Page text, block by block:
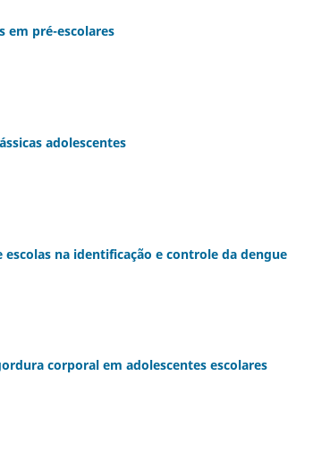
em pré-escolares
adolescentes
na identificação e controle da dengue
corporal em adolescentes escolares